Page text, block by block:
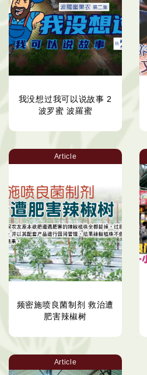
我没想过我可以说故事 2
波罗蜜 波羅蜜
Article
频密施喷良菌制剂 救治遭
肥害辣椒树
Article